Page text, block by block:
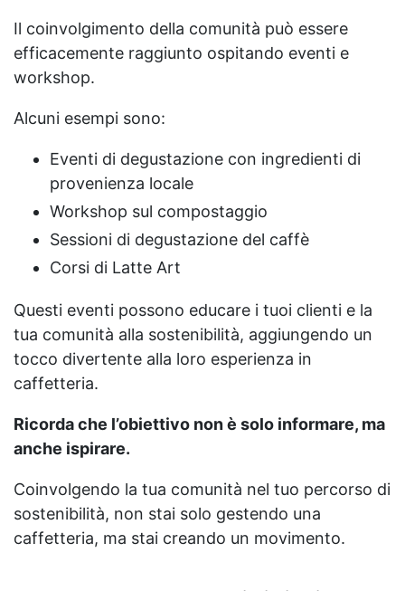
Il coinvolgimento della comunità può essere
efficacemente raggiunto ospitando eventi e
workshop.
Alcuni esempi sono:
Eventi di degustazione con ingredienti di
provenienza locale
Workshop sul compostaggio
Sessioni di degustazione del caffè
Corsi di Latte Art
Questi eventi possono educare i tuoi clienti e la
tua comunità alla sostenibilità, aggiungendo un
tocco divertente alla loro esperienza in
caffetteria.
Ricorda che l’obiettivo non è solo informare, ma
anche ispirare.
Coinvolgendo la tua comunità nel tuo percorso di
sostenibilità, non stai solo gestendo una
caffetteria, ma stai creando un movimento.